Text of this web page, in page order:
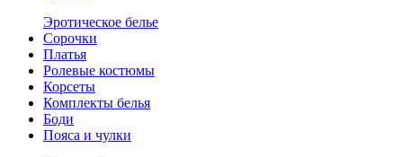
Эротическое белье
Сорочки
Платья
Ролевые костюмы
Корсеты
Комплекты белья
Боди
Пояса и чулки